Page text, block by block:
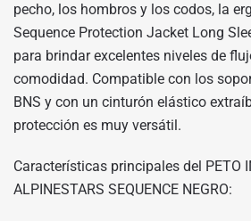
pecho, los hombros y los codos, la
Sequence Protection Jacket Long
para brindar excelentes niveles de
comodidad. Compatible con los
BNS y con un cinturón elástico
protección es muy versátil.
Características principales del PETO
ALPINESTARS SEQUENCE NEGRO: